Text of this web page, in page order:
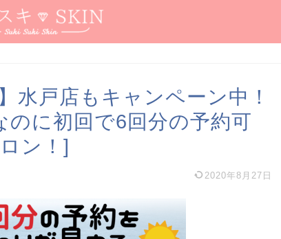
水戸店もキャンペーン中！
のに初回で6回分の予約可
ン！]
2020年8月27日